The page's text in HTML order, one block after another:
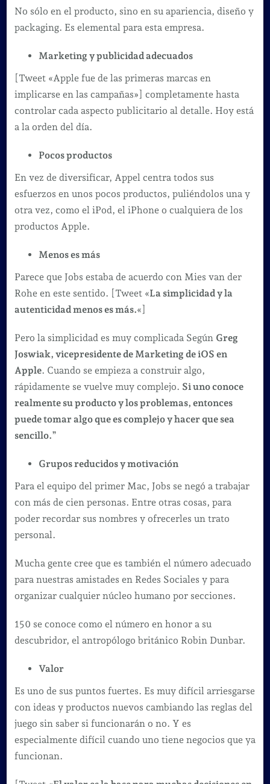
No sólo en el producto, sino en su apariencia, diseño y
packaging. Es elemental para esta empresa.
Marketing y publicidad adecuados
[Tweet «Apple fue de las primeras marcas en
implicarse en las campañas»] completamente hasta
controlar cada aspecto publicitario al detalle. Hoy está
a la orden del día.
Pocos productos
En vez de diversificar, Appel centra todos sus
esfuerzos en unos pocos productos, puliéndolos una y
otra vez, como el iPod, el iPhone o cualquiera de los
productos Apple.
Menos es más
Parece que Jobs estaba de acuerdo con Mies van der
Rohe en este sentido. [Tweet «La simplicidad y la
autenticidad menos es más.«]
Pero la simplicidad es muy complicada Según Greg
Joswiak, vicepresidente de Marketing de iOS en
Apple. Cuando se empieza a construir algo,
rápidamente se vuelve muy complejo. Si uno conoce
realmente su producto y los problemas, entonces
puede tomar algo que es complejo y hacer que sea
sencillo.”
Grupos reducidos y motivación
Para el equipo del primer Mac, Jobs se negó a trabajar
con más de cien personas. Entre otras cosas, para
poder recordar sus nombres y ofrecerles un trato
personal.
Mucha gente cree que es también el número adecuado
para nuestras amistades en Redes Sociales y para
organizar cualquier núcleo humano por secciones.
150 se conoce como el número en honor a su
descubridor, el antropólogo británico Robin Dunbar.
Valor
Es uno de sus puntos fuertes. Es muy difícil arriesgarse
con ideas y productos nuevos cambiando las reglas del
juego sin saber si funcionarán o no. Y es
especialmente difícil cuando uno tiene negocios que ya
funcionan.